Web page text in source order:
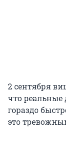
2 сентября
что реальные
гораздо
это